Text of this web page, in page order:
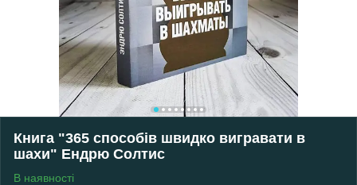
Книга "365 способів швидко вигравати в
шахи" Ендрю Солтис
В наявності